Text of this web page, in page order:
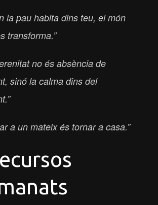
la pau habita dins teu, el món
transforma.”
no és absència de
sinó la calma dins del
a un mateix és tornar a casa.”